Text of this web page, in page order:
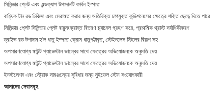
সিলিন্ডার প্লেট এবং এন্ডক্যাপ উপাদানটি কার্বন ইস্পাত
বাহ্যিক টান রড চিকিত্সা এবং মেরামত করার জন্য অতিরিক্ত চাপযুক্ত কন্ডিশনেসের ক্ষেত্রে শক্তি ছেড়ে দিতে পারে
সিলিন্ডার প্লেট সিলিন্ডার প্লেট বায়ুসংক্রান্ত বিতরণ চ্যানেল গ্রহণ করে, প্রাথমিক থ্রাস্ট সর্বাধিকীকরণ
ড্রাইভ রড উপাদান হ'ল ধাতু ইস্পাত ক্রোম ধাতুপট্টাবৃত, স্টেইনলেস স্টিলের বিকল্প সহ
অপসারণযোগ্য মাউন্ট প্যাডেস্টাল ভাল্বের সাথে ক্ষেত্রের অভিযোজনকে অনুমতি দেয়
অপসারণযোগ্য মাউন্ট প্যাডেস্টাল ভাল্বের সাথে ক্ষেত্রের অভিযোজনকে অনুমতি দেয়
ইনস্টলেশন এবং স্ট্রোক সামঞ্জস্যের সুবিধার জন্য সুইভেল স্টেম সংযোগকারী
আমাদের সেবাসমূহ